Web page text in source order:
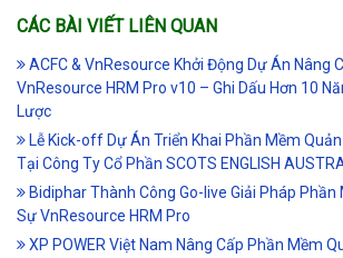
CÁC BÀI VIẾT LIÊN QUAN
ACFC & VnResource Khởi Động Dự Án Nâng
VnResource HRM Pro v10 – Ghi Dấu Hơn 10
Lược
Lễ Kick-off Dự Án Triển Khai Phần Mềm
Tại Công Ty Cổ Phần SCOTS ENGLISH
Bidiphar Thành Công Go-live Giải Pháp Phần
Sự VnResource HRM Pro
XP POWER Việt Nam Nâng Cấp Phần Mềm